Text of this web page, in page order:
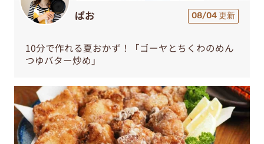
ぱお 08/04 更新
10分で作れる夏おかず！「ゴーヤとちくわのめん
つゆバター炒め」